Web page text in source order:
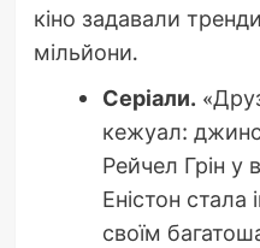
кіно задавали
мільйони.
Серіали.
кежуал:
Рейчел Грін у
Еністон
своїм